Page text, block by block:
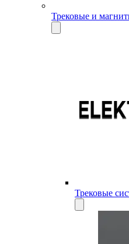
Трековые и
Трековые